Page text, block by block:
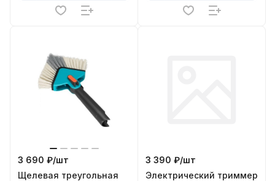
3 690 ₽/шт
Щелевая треугольная
3 390 ₽/шт
Электрический триммер